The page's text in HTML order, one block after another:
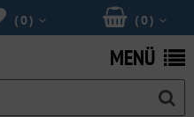
(0 )
(0 )
MENÜ